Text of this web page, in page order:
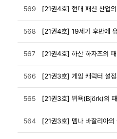
569
568
567
566
565 [21권3호] 뷔욕(Björk)의 패
564